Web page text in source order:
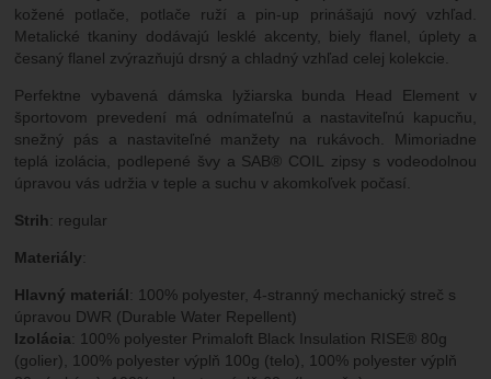
kožené potlače, potlače ruží a pin-up prinášajú nový vzhľad.
Metalické tkaniny dodávajú lesklé akcenty, biely flanel, úplety a
česaný flanel zvýrazňujú drsný a chladný vzhľad celej kolekcie.
Perfektne vybavená dámska lyžiarska bunda Head Element v
športovom prevedení má odnímateľnú a nastaviteľnú kapucňu,
snežný pás a nastaviteľné manžety na rukávoch. Mimoriadne
teplá izolácia, podlepené švy a SAB® COIL zipsy s vodeodolnou
úpravou vás udržia v teple a suchu v akomkoľvek počasí.
Strih: regular
Materiály:
Hlavný materiál: 100% polyester, 4-stranný mechanický streč s
úpravou DWR (Durable Water Repellent)
Izolácia: 100% polyester Primaloft Black Insulation RISE® 80g
(golier), 100% polyester výplň 100g (telo), 100% polyester výplň